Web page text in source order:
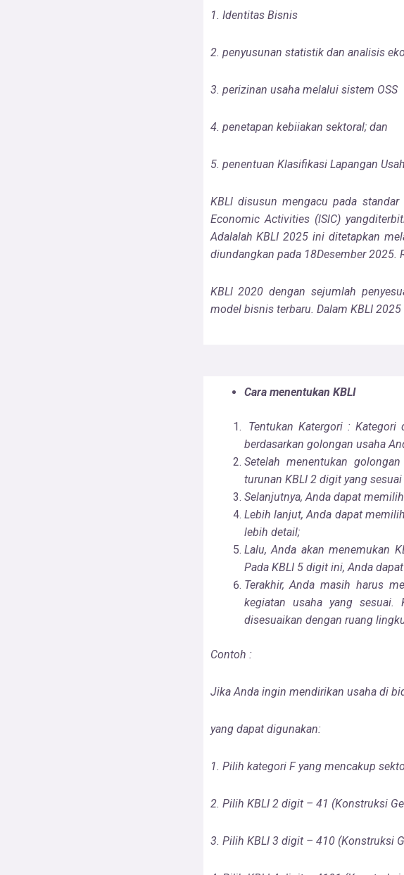
1. Identitas Bisnis
2. penyusunan statistik dan analisis
3. perizinan usaha melalui sistem OSS
4. penetapan kebiiakan sektoral; dan
5. penentuan Klasifikasi Lapangan
KBLl disusun mengacu pada
Economic Activities (lSlC)
Adalalah KBLI 2025 ini ditetapkan
diundangkan pada 18Desember 2025.
KBLl 2020 dengan sejumlah
model bisnis terbaru. Dalam KBLI
Cara menentukan KBLI
Tentukan Katergori :
berdasarkan golongan usaha
Setelah menentukan
turunan KBLI 2 digit yang
Selanjutnya, Anda dapat
Lebih lanjut, Anda dapat
lebih detail;
Lalu, Anda akan menemukan
Pada KBLI 5 digit ini, Anda
Terakhir, Anda masih harus
kegiatan usaha yang sesuai.
disesuaikan dengan ruang
Contoh :
Jika Anda ingin mendirikan usaha di
yang dapat digunakan:
1. Pilih kategori F yang mencakup
2. Pilih KBLI 2 digit – 41 (Konstruksi
3. Pilih KBLI 3 digit – 410 (Konstruksi